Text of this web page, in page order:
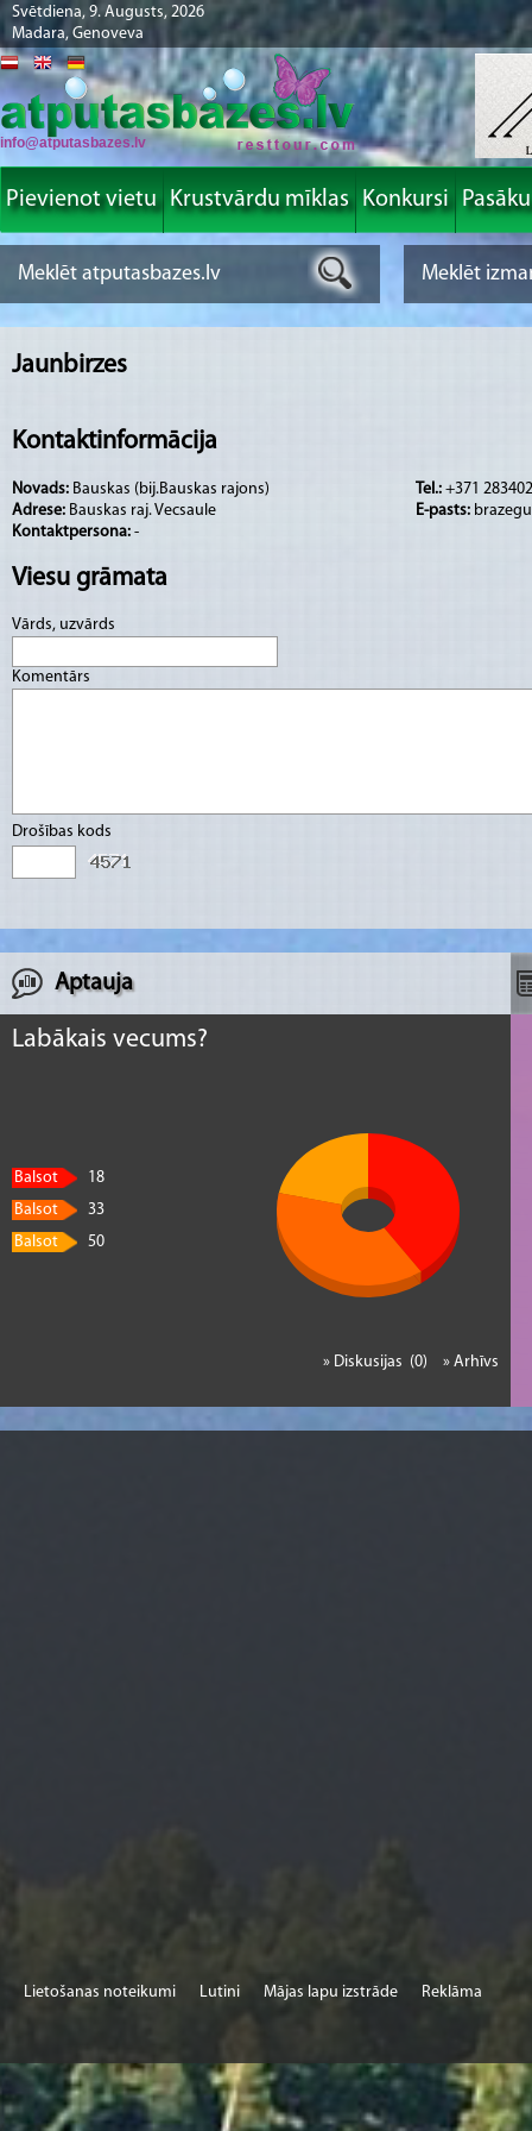
Svētdiena, 9. Augusts, 2026
Madara, Genoveva
info@atputasbazes.lv
Pievienot vietu Krustvārdu mīklas Konkursi
Jaunbirzes
Kontaktinformācija
Novads: Bauskas (bij.Bauskas rajons)
Adrese: Bauskas raj. Vecsaule
Kontaktpersona: -
Tel.: +371
E-pasts:
Viesu grāmata
Vārds, uzvārds
Komentārs
Drošības kods
Aptauja
Labākais vecums?
Balsot
18
Balsot
33
Balsot
50
» Arhīvs
» Diskusijas (0)
Lietošanas noteikumi Lutini Mājas lapu izstrāde Reklāma